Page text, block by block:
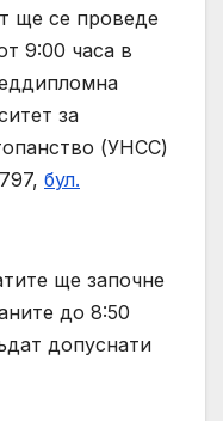
ще се проведе
9:00 часа в
за
(УНСС)
бул.
ще започне
до 8:50
допуснати